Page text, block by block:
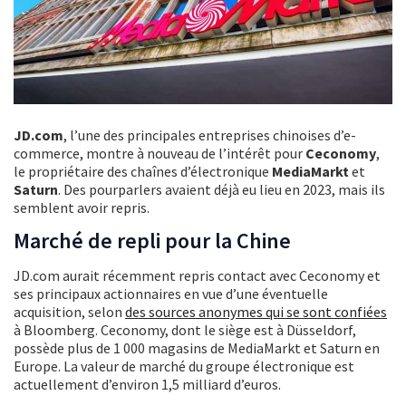
JD.com, l’une des principales entreprises chinoises d’e-
commerce, montre à nouveau de l’intérêt pour Ceconomy,
le propriétaire des chaînes d’électronique MediaMarkt et
Saturn. Des pourparlers avaient déjà eu lieu en 2023, mais ils
semblent avoir repris.
Marché de repli pour la Chine
JD.com aurait récemment repris contact avec Ceconomy et
ses principaux actionnaires en vue d’une éventuelle
acquisition, selon des sources anonymes qui se sont confiées
à Bloomberg. Ceconomy, dont le siège est à Düsseldorf,
possède plus de 1 000 magasins de MediaMarkt et Saturn en
Europe. La valeur de marché du groupe électronique est
actuellement d’environ 1,5 milliard d’euros.